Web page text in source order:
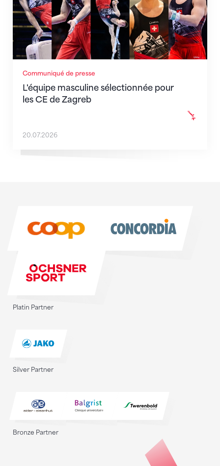
Communiqué de presse
L'équipe masculine sélectionnée pour
les CE de Zagreb
20.07.2026
Platin Partner
Silver Partner
Bronze Partner